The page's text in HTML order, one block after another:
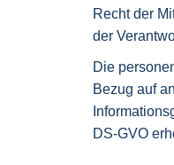
Recht der
der
Die
Bezug auf
DS-GVO